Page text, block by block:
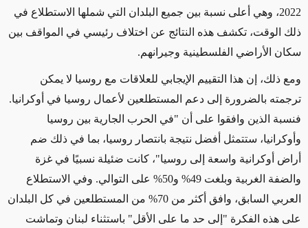
2022، وهي أعلى نسبة بين جميع البلدان التي شملها الاستطلاع في
ذلك الوقت، تكشف هذه النتائج عن اختلاف رئيسي في المواقف بين
سكان الأراضي الفلسطينية وجيرانهم.
ومع ذلك، إن هذا التقييم الإيجابي للعلاقات مع روسيا لا يمكن
ترجمته بالضرورة إلى دعم المستطلعين لأعمال روسيا في أوكرانيا.
فنسبة الذين وافقوا على أن "في الحرب الجارية بين روسيا
وأوكرانيا، ستتمثل أفضل نتيجة بانتصار روسيا، بما في ذلك ضم
أراض أوكرانية واسعة إلى روسيا"، كانت ضئيلة نسبيًا في غزة
والضفة الغربية وبلغت 49% و50% على التوالي. وفي الاستطلاع
العربي السابق، وافق أكثر من 70% من المستطلعين في كل البلدان
على هذه الفكرة "إلى حد ما على الأقل" باستثناء لبنان وتماشت